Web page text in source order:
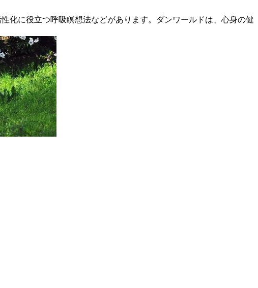
化に役立つ呼吸瞑想法などがあります。ダンワールドは、心身の健